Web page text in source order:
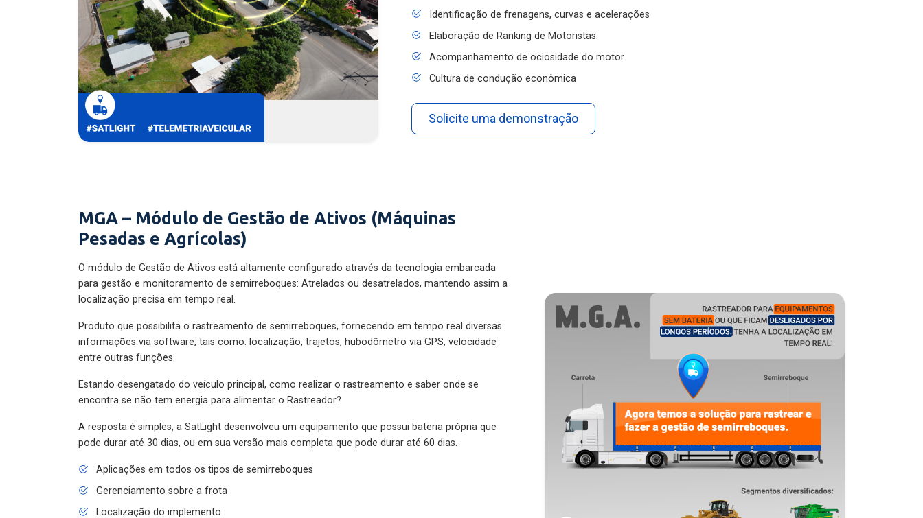
Identificação de frenagens, curvas e acelerações
Elaboração de Ranking de Motoristas
Acompanhamento de ociosidade do motor
Cultura de condução econômica
Solicite uma demonstração
MGA – Módulo de Gestão de Ativos (Máquinas
Pesadas e Agrícolas)
O módulo de Gestão de Ativos está altamente configurado através da tecnologia embarcada
para gestão e monitoramento de semirreboques: Atrelados ou desatrelados, mantendo assim a
localização precisa em tempo real.
Produto que possibilita o rastreamento de semirreboques, fornecendo em tempo real diversas
informações via software, tais como: localização, trajetos, hubodômetro via GPS, velocidade
entre outras funções.
Estando desengatado do veículo principal, como realizar o rastreamento e saber onde se
encontra se não tem energia para alimentar o Rastreador?
A resposta é simples, a SatLight desenvolveu um equipamento que possui bateria própria que
pode durar até 30 dias, ou em sua versão mais completa que pode durar até 60 dias.
Aplicações em todos os tipos de semirreboques
Gerenciamento sobre a frota
Localização do implemento